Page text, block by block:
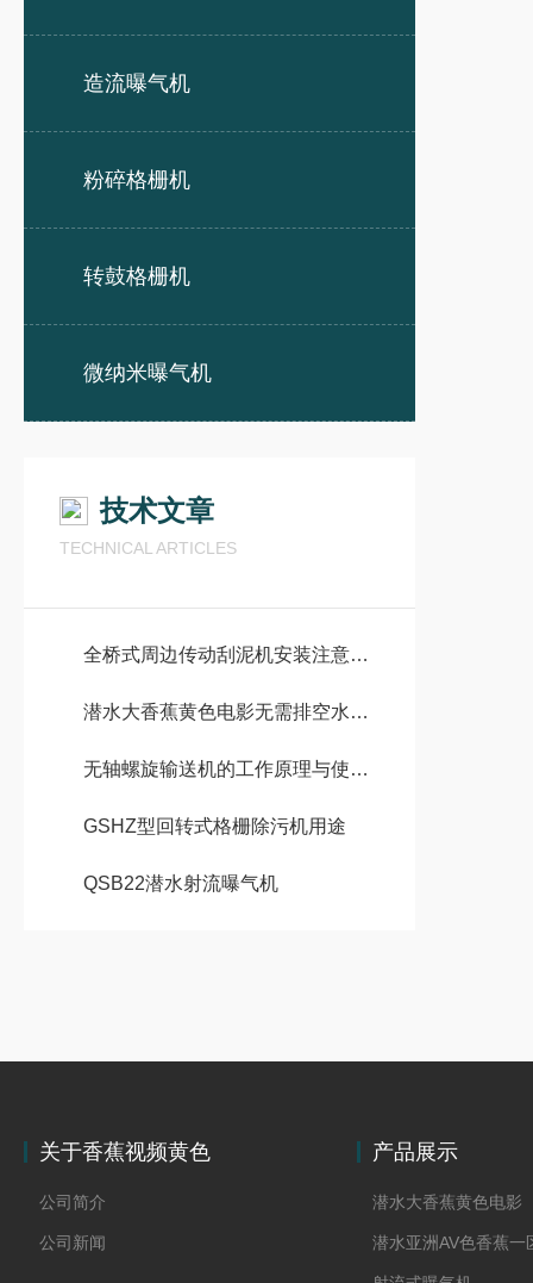
造流曝气机
粉碎格栅机
转鼓格栅机
微纳米曝气机
技术文章
TECHNICAL ARTICLES
全桥式周边传动刮泥机安装注意事项
潜水大香蕉黄色电影无需排空水池情况下有哪些安装方式
无轴螺旋输送机的工作原理与使用注意事项
GSHZ型回转式格栅除污机用途
QSB22潜水射流曝气机
关于香蕉视频黄色
公司简介
公司新闻
产品展示
潜水大香蕉黄色电影